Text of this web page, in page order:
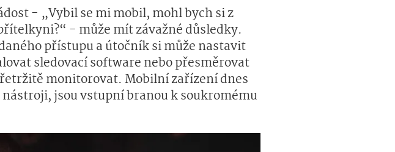
- „Vybil se mi mobil, mohl bych si z
- může mít závažné důsledky.
přístupu a útočník si může nastavit
sledovací software nebo přesměrovat
monitorovat. Mobilní zařízení dnes
jsou vstupní branou k soukromému